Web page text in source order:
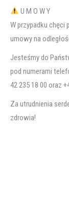
U M O W Y
W przypadku
umowy na
Jesteśmy do
pod numerami
42 235 18 00 oraz
Za utrudnienia
zdrowia!